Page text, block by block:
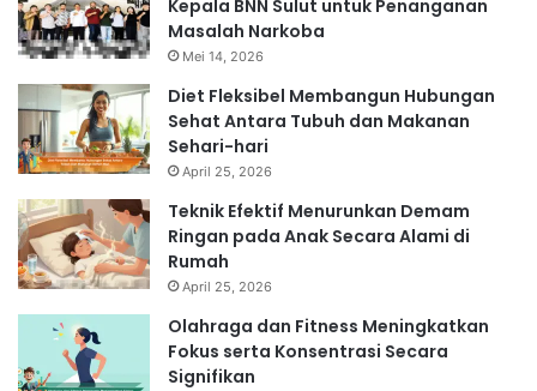
Kepala BNN Sulut untuk Penanganan
Masalah Narkoba
Mei 14, 2026
Diet Fleksibel Membangun Hubungan
Sehat Antara Tubuh dan Makanan
Sehari-hari
April 25, 2026
Teknik Efektif Menurunkan Demam
Ringan pada Anak Secara Alami di
Rumah
April 25, 2026
Olahraga dan Fitness Meningkatkan
Fokus serta Konsentrasi Secara
Signifikan